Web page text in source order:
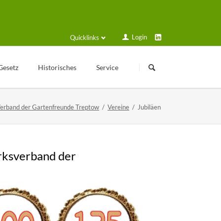
Login
Quicklinks
überspringen
Historisches
Texte zur Geschichte
Service
Formulare und Anträge
Kalender
VGT Blog
der Gartenfreunde Treptow Vereine Jubiläen
der